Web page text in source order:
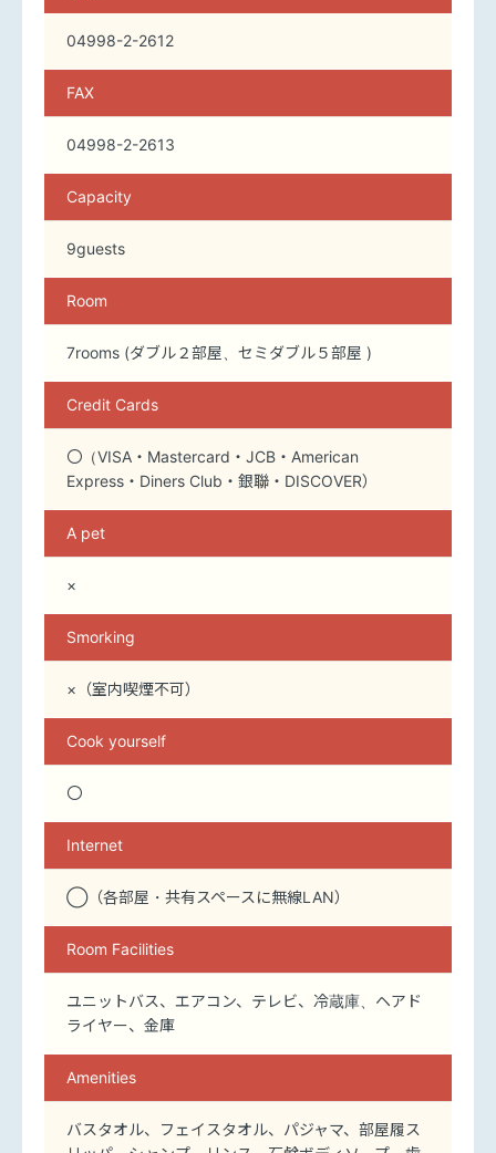
04998-2-2612
FAX
04998-2-2613
Capacity
9guests
Room
7rooms (ダブル２部屋、セミダブル５部屋 )
Credit Cards
〇（VISA・Mastercard・JCB・American
Express・Diners Club・銀聯・DISCOVER）
A pet
×
Smorking
×（室内喫煙不可）
Cook yourself
〇
Internet
◯（各部屋・共有スペースに無線LAN）
Room Facilities
ユニットバス、エアコン、テレビ、冷蔵庫、ヘアド
ライヤー、金庫
Amenities
バスタオル、フェイスタオル、パジャマ、部屋履ス